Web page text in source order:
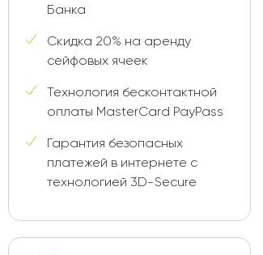
Банка
Скидка 20% на аренду
сейфовых ячеек
Технология бесконтактной
оплаты MasterCard PayPass
Гарантия безопасных
платежей в интернете с
технологией 3D-Secure